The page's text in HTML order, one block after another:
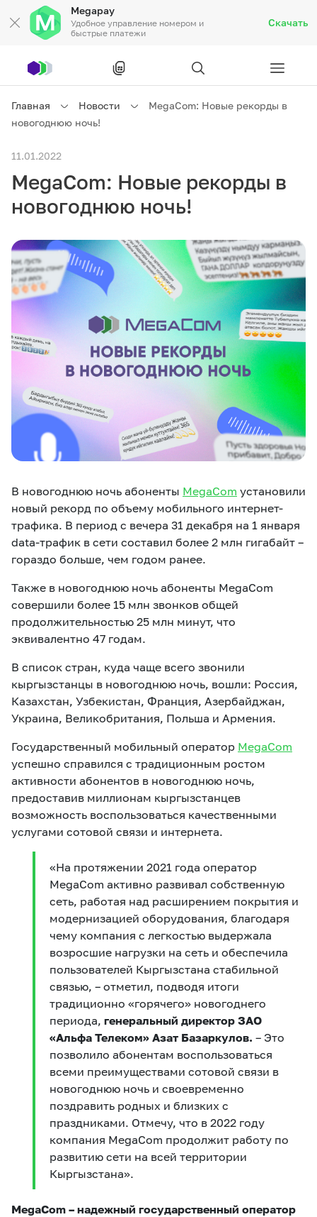
Megapay
Удобное управление номером и
быстрые платежи
Скачать
Частным клиентам
Бизнесу
Связь
Тарифы Акции Роуминг
M2M
Развлечения Соц.сети
Звонки и SMS Подбор номера Доставка SIM
Компания
О нас Новости Работа в MEGA
Партнерам
Карта офисов и
покрытие
Сервисы
MegaTV MegaPay
Главная Новости
MegaCom: Новые рекорды в
новогоднюю ночь!
11.01.2022
MegaCom: Новые рекорды в
новогоднюю ночь!
В новогоднюю ночь абоненты MegaCom установили
новый рекорд по объему мобильного интернет-
трафика. В период с вечера 31 декабря на 1 января
data-трафик в сети составил более 2 млн гигабайт –
гораздо больше, чем годом ранее.
Также в новогоднюю ночь абоненты MegaCom
совершили более 15 млн звонков общей
продолжительностью 25 млн минут, что
эквивалентно 47 годам.
В список стран, куда чаще всего звонили
кыргызстанцы в новогоднюю ночь, вошли: Россия,
Казахстан, Узбекистан, Франция, Азербайджан,
Украина, Великобритания, Польша и Армения.
Государственный мобильный оператор MegaCom
успешно справился с традиционным ростом
активности абонентов в новогоднюю ночь,
предоставив миллионам кыргызстанцев
возможность воспользоваться качественными
услугами сотовой связи и интернета.
«На протяжении 2021 года оператор
MegaCom активно развивал собственную
сеть, работая над расширением покрытия и
модернизацией оборудования, благодаря
чему компания с легкостью выдержала
возросшие нагрузки на сеть и обеспечила
пользователей Кыргызстана стабильной
связью, – отметил, подводя итоги
традиционно «горячего» новогоднего
периода, генеральный директор ЗАО
«Альфа Телеком» Азат Базаркулов. – Это
позволило абонентам воспользоваться
всеми преимуществами сотовой связи в
новогоднюю ночь и своевременно
поздравить родных и близких с
праздниками. Отмечу, что в 2022 году
компания MegaCom продолжит работу по
развитию сети на всей территории
Кыргызстана».
MegaCom – надежный государственный оператор